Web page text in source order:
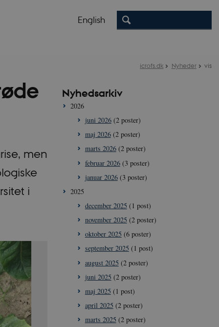
English
icrofs.dk Nyheder vis
men
i
Nyhedsarkiv
2026
juni 2026(2 poster)
maj 2026(2 poster)
marts 2026(2 poster)
februar 2026(3 poster)
januar 2026(3 poster)
2025
december 2025 (1 post)
november 2025 (2 poster)
oktober 2025 (6 poster)
september 2025 (1 post)
august 2025 (2 poster)
juni 2025 (2 poster)
maj 2025 (1 post)
april 2025 (2 poster)
marts 2025 (2 poster)